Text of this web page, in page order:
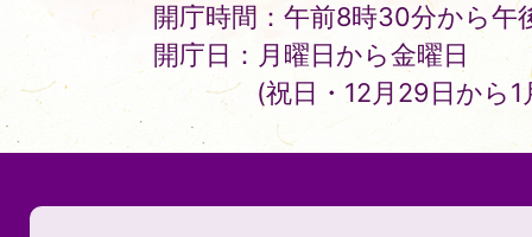
開庁時間：午前8時30分から午
開庁日：月曜日から金曜日
(祝日・12月29日から